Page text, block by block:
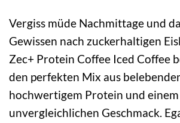
Vergiss müde Nachmittage und
Gewissen nach zuckerhaltigen
Zec+ Protein Coffee Iced Coffee
den perfekten Mix aus
hochwertigem Protein und einem
unvergleichlichen Geschmack.